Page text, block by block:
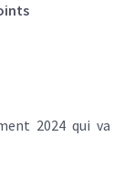
2024 qui va